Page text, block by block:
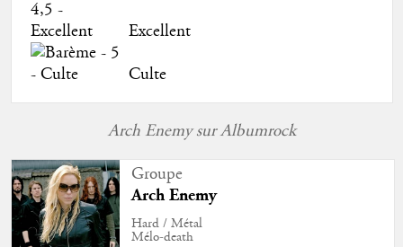
Excellent
Culte
Arch Enemy sur Albumrock
Groupe
Arch Enemy
Hard / Métal
Mélo-death